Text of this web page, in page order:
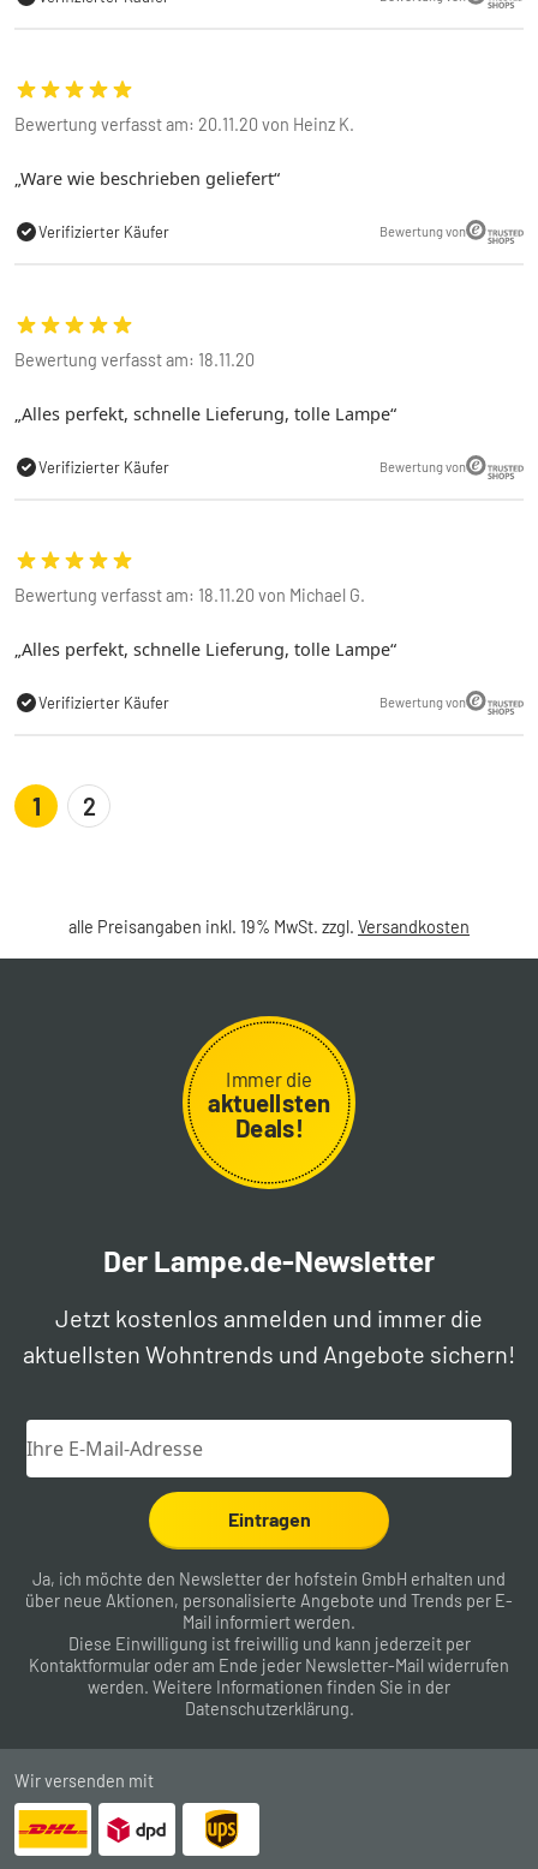
Bewertung verfasst am: 20.11.20 von Heinz K.
Ware wie beschrieben geliefert
Verifizierter Käufer Bewertung von
Bewertung verfasst am: 18.11.20
Alles perfekt, schnelle Lieferung, tolle Lampe
Verifizierter Käufer Bewertung von
Bewertung verfasst am: 18.11.20 von Michael G.
Alles perfekt, schnelle Lieferung, tolle Lampe
Verifizierter Käufer Bewertung von
1 2
alle Preisangaben inkl. 19% MwSt. zzgl. Versandkosten
Immer die
aktuellsten
Deals!
Der Lampe.de-Newsletter
Jetzt kostenlos anmelden und immer die
aktuellsten Wohntrends und Angebote sichern!
Eintragen
Ja, ich möchte den Newsletter der hofstein GmbH erhalten und
über neue Aktionen, personalisierte Angebote und Trends per E-
Mail informiert werden.
Diese Einwilligung ist freiwillig und kann jederzeit per
Kontaktformular oder am Ende jeder Newsletter-Mail widerrufen
werden. Weitere Informationen finden Sie in der
Datenschutzerklärung.
Wir versenden mit